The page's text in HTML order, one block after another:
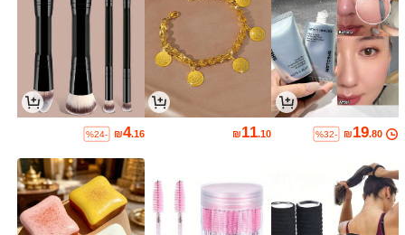
₪19.80
%32-
₪11.10
₪4.16
%24-